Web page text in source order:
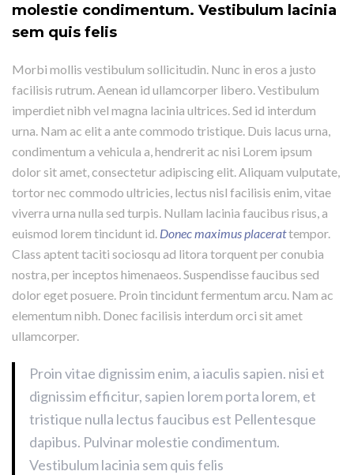
molestie condimentum. Vestibulum lacinia
sem quis felis
Morbi mollis vestibulum sollicitudin. Nunc in eros a justo
facilisis rutrum. Aenean id ullamcorper libero. Vestibulum
imperdiet nibh vel magna lacinia ultrices. Sed id interdum
urna. Nam ac elit a ante commodo tristique. Duis lacus urna,
condimentum a vehicula a, hendrerit ac nisi Lorem ipsum
dolor sit amet, consectetur adipiscing elit. Aliquam vulputate,
tortor nec commodo ultricies, lectus nisl facilisis enim, vitae
viverra urna nulla sed turpis. Nullam lacinia faucibus risus, a
euismod lorem tincidunt id. Donec maximus placerattempor.
Class aptent taciti sociosqu ad litora torquent per conubia
nostra, per inceptos himenaeos. Suspendisse faucibus sed
dolor eget posuere. Proin tincidunt fermentum arcu. Nam ac
elementum nibh. Donec facilisis interdum orci sit amet
ullamcorper.
Proin vitae dignissim enim, a iaculis sapien. nisi et
dignissim efficitur, sapien lorem porta lorem, et
tristique nulla lectus faucibus est Pellentesque
dapibus. Pulvinar molestie condimentum.
Vestibulum lacinia sem quis felis